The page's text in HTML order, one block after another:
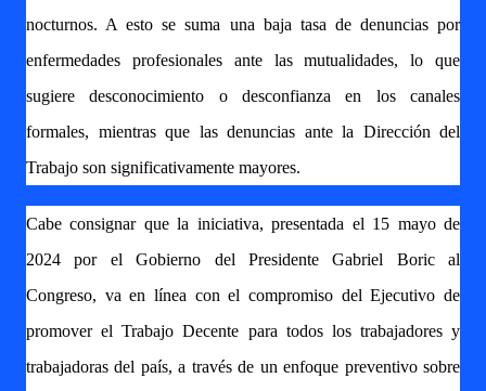
nocturnos. A esto se suma una baja tasa de denuncias por
enfermedades profesionales ante las mutualidades, lo que
sugiere desconocimiento o desconfianza en los canales
formales, mientras que las denuncias ante la Dirección del
Trabajo son significativamente mayores.
Cabe consignar que la iniciativa, presentada el 15 mayo de
2024 por el Gobierno del Presidente Gabriel Boric al
Congreso, va en línea con el compromiso del Ejecutivo de
promover el Trabajo Decente para todos los trabajadores y
trabajadoras del país, a través de un enfoque preventivo sobre